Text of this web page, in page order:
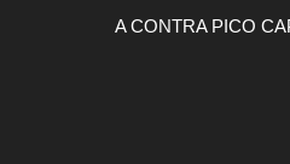
A CONTRA PICO